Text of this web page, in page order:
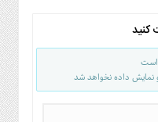
کنید
است
داده نخواهد شد